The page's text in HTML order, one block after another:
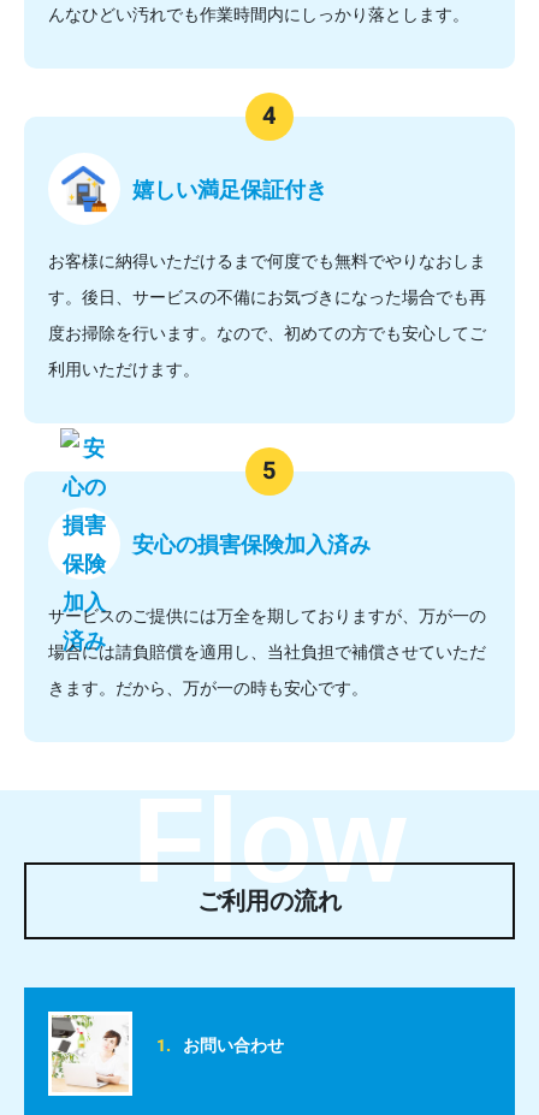
んなひどい汚れでも作業時間内にしっかり落とします。
嬉しい満足保証付き
お客様に納得いただけるまで何度でも無料でやりなおしま
す。後日、サービスの不備にお気づきになった場合でも再
度お掃除を行います。なので、初めての方でも安心してご
利用いただけます。
安心の損害保険加入済み
サービスのご提供には万全を期しておりますが、万が一の
場合には請負賠償を適用し、当社負担で補償させていただ
きます。だから、万が一の時も安心です。
ご利用の流れ
Flow
お問い合わせ